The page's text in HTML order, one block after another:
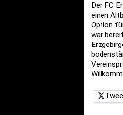
Der FC
einen
Option
war